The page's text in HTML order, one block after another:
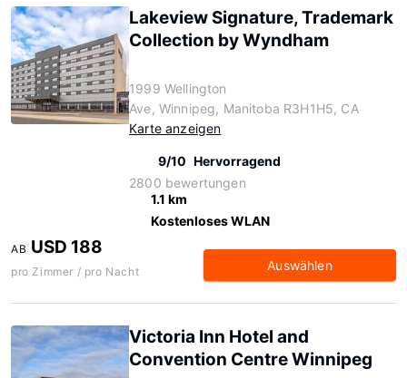
Lakeview Signature, Trademark
Collection by Wyndham
1999 Wellington
Ave, Winnipeg, Manitoba R3H1H5, CA
Karte anzeigen
9/10 Hervorragend
2800 bewertungen
1.1 km
Kostenloses WLAN
AB USD 188
pro Zimmer / pro Nacht Auswählen
Victoria Inn Hotel and
Convention Centre Winnipeg